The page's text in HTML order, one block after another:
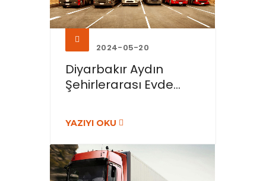
2024-05-20
Diyarbakır Aydın
Şehirlerarası Evde...
YAZIYI OKU